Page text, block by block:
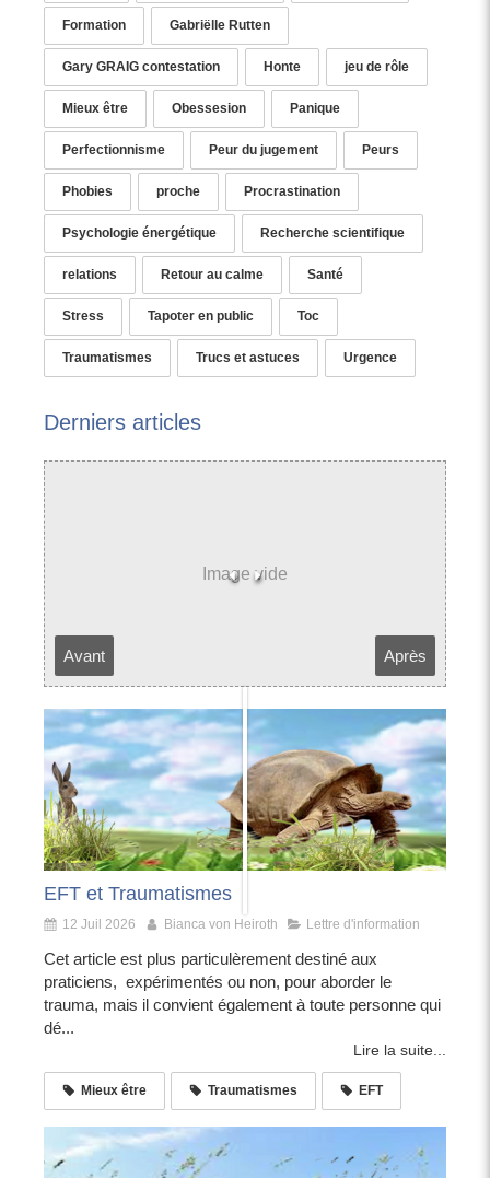
Formation Gabriëlle Rutten
Gary GRAIG contestation Honte jeu de rôle
Mieux être Obessesion Panique
Perfectionnisme Peur du jugement Peurs
Phobies proche Procrastination
Psychologie énergétique Recherche scientifique
relations Retour au calme Santé
Stress Tapoter en public Toc
Traumatismes Trucs et astuces Urgence
Derniers articles
Avant Après
EFT et Traumatismes
12 Juil 2026 Bianca von Heiroth Lettre d'information
Cet article est plus particulèrement destiné aux
praticiens, expérimentés ou non, pour aborder le
trauma, mais il convient également à toute personne qui
dé...
Lire la suite...
Mieux être Traumatismes EFT